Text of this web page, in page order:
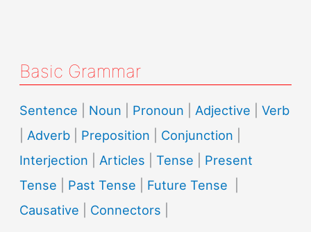
Basic Grammar
Sentence Noun Pronoun Adjective |Verb
Adverb Preposition Conjunction
Interjection
Articles |Tense
Present
Tense
Past Tense Future Tense
Causative
Connectors